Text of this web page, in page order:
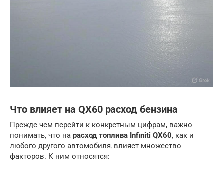
Что влияет на QX60 расход бензина
Прежде чем перейти к конкретным цифрам, важно
понимать, что на расход топлива Infiniti QX60, как и
любого другого автомобиля, влияет множество
факторов. К ним относятся: